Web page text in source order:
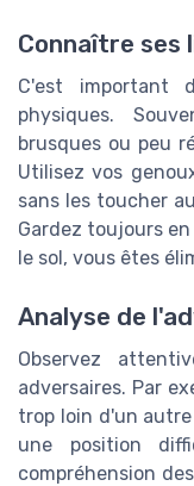
Connaître ses
C'est important
physiques.
brusques ou peu
Utilisez vos
sans les toucher
Gardez toujours
le sol, vous êtes
Analyse de
Observez
adversaires. Par
trop loin d'un
une position
compréhension